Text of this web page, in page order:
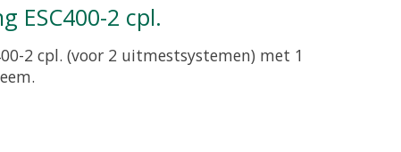
ESC400-2 cpl.
2 cpl. (voor 2 uitmestsystemen) met 1
is